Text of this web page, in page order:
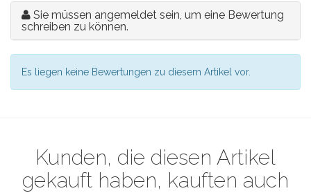
Sie müssen angemeldet sein, um eine Bewertung
schreiben zu können.
Es liegen keine Bewertungen zu diesem Artikel vor.
Kunden, die diesen Artikel
gekauft haben, kauften auch